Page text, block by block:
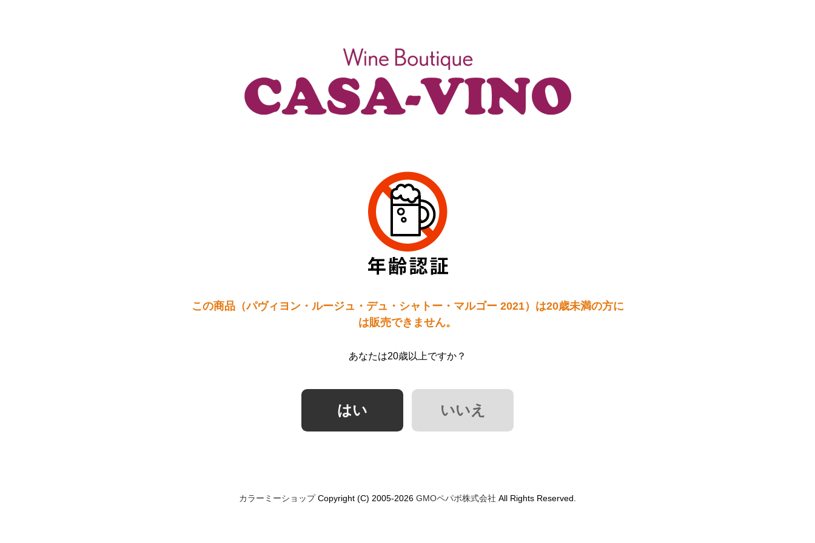
この商品（パヴィヨン・ルージュ・デュ・シャトー・マルゴー 2021）は20歳未満の方に
は販売できません。
あなたは20歳以上ですか？
カラーミーショップCopyright (C) 2005-2026 GMOペパボ株式会社 All Rights Reserved.